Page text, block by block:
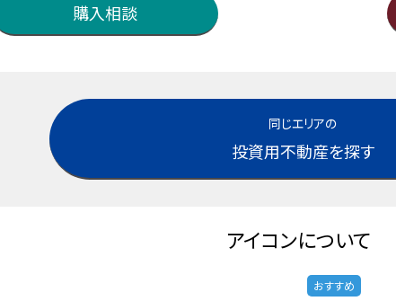
購入相談
同じエリアの
投資用不動産を探す
アイコンについて
おすすめ